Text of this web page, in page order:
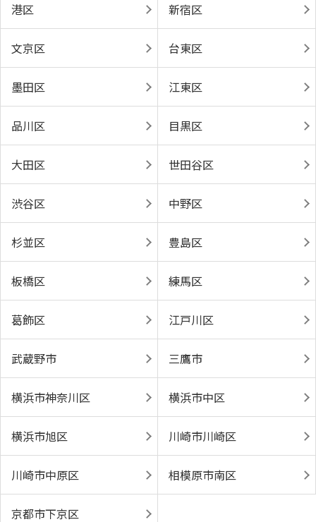
港区 新宿区
文京区 台東区
墨田区 江東区
品川区 目黒区
大田区 世田谷区
渋谷区 中野区
杉並区 豊島区
板橋区 練馬区
葛飾区 江戸川区
武蔵野市 三鷹市
横浜市神奈川区 横浜市中区
横浜市旭区 川崎市川崎区
川崎市中原区 相模原市南区
京都市下京区